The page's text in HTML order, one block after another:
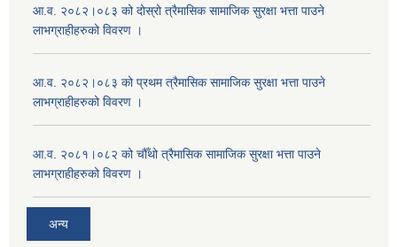
आ.व. २०८२।०८३ को दोस्रो त्रैमासिक सामाजिक सुरक्षा भत्ता पाउने
लाभग्राहीहरुको विवरण ।
आ.व. २०८२।०८३ को प्रथम त्रैमासिक सामाजिक सुरक्षा भत्ता पाउने
लाभग्राहीहरुको विवरण ।
आ.व. २०८१।०८२ को चौँथो त्रैमासिक सामाजिक सुरक्षा भत्ता पाउने
लाभग्राहीहरुको विवरण ।
अन्य